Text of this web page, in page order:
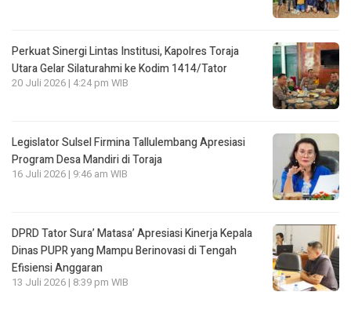
Perkuat Sinergi Lintas Institusi, Kapolres Toraja
Utara Gelar Silaturahmi ke Kodim 1414/Tator
20 Juli 2026 | 4:24 pm WIB
Legislator Sulsel Firmina Tallulembang Apresiasi
Program Desa Mandiri di Toraja
16 Juli 2026 | 9:46 am WIB
DPRD Tator Sura’ Matasa’ Apresiasi Kinerja Kepala
Dinas PUPR yang Mampu Berinovasi di Tengah
Efisiensi Anggaran
13 Juli 2026 | 8:39 pm WIB